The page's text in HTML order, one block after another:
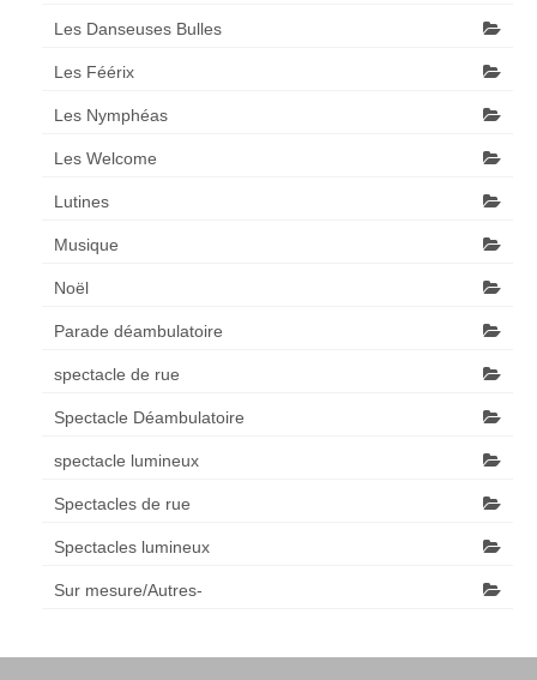
Les Danseuses Bulles
Les Féérix
Les Nymphéas
Les Welcome
Lutines
Musique
Noël
Parade déambulatoire
spectacle de rue
Spectacle Déambulatoire
spectacle lumineux
Spectacles de rue
Spectacles lumineux
Sur mesure/Autres-